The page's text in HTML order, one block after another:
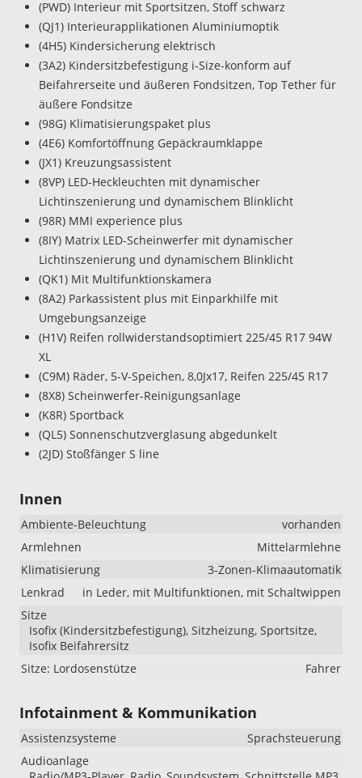
(PWD) Interieur mit Sportsitzen, Stoff schwarz
(QJ1) Interieurapplikationen Aluminiumoptik
(4H5) Kindersicherung elektrisch
(3A2) Kindersitzbefestigung i-Size-konform auf
Beifahrerseite und äußeren Fondsitzen, Top Tether für
äußere Fondsitze
(98G) Klimatisierungspaket plus
(4E6) Komfortöffnung Gepäckraumklappe
(JX1) Kreuzungsassistent
(8VP) LED-Heckleuchten mit dynamischer
Lichtinszenierung und dynamischem Blinklicht
(98R) MMI experience plus
(8IY) Matrix LED-Scheinwerfer mit dynamischer
Lichtinszenierung und dynamischem Blinklicht
(QK1) Mit Multifunktionskamera
(8A2) Parkassistent plus mit Einparkhilfe mit
Umgebungsanzeige
(H1V) Reifen rollwiderstandsoptimiert 225/45 R17 94W
XL
(C9M) Räder, 5-V-Speichen, 8,0Jx17, Reifen 225/45 R17
(8X8) Scheinwerfer-Reinigungsanlage
(K8R) Sportback
(QL5) Sonnenschutzverglasung abgedunkelt
(2JD) Stoßfänger S line
Innen
Ambiente-Beleuchtung
vorhanden
Armlehnen
Mittelarmlehne
Klimatisierung
3-Zonen-Klimaautomatik
Lenkrad
in Leder, mit Multifunktionen, mit Schaltwippen
Sitze
Isofix (Kindersitzbefestigung), Sitzheizung, Sportsitze,
Isofix Beifahrersitz
Sitze: Lordosenstütze
Fahrer
Infotainment & Kommunikation
Assistenzsysteme
Sprachsteuerung
Audioanlage